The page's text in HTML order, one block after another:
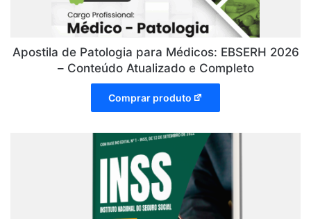
Apostila de Patologia para Médicos: EBSERH 2026
– Conteúdo Atualizado e Completo
Comprar produto